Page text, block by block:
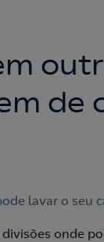
de
lavar o seu
divisões onde